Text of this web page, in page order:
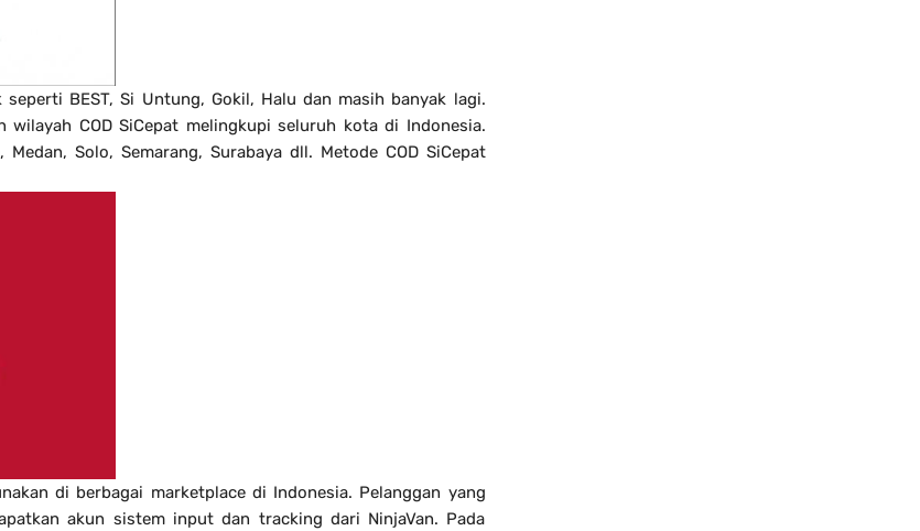
BEST, Si Untung, Gokil, Halu dan masih banyak lagi.
wilayah COD SiCepat melingkupi seluruh kota di Indonesia.
Solo, Semarang, Surabaya dll. Metode COD SiCepat
di berbagai marketplace di Indonesia. Pelanggan yang
akun sistem input dan tracking dari NinjaVan. Pada